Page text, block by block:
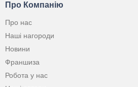
Про Компанію
Про нас
Наші нагороди
Новини
Франшиза
Робота у нас